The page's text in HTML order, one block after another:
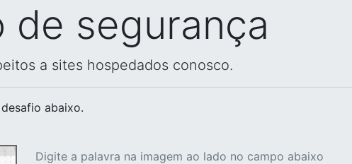
de segurança
a sites hospedados conosco.
abaixo.
Digite a palavra na imagem ao lado no campo abaixo